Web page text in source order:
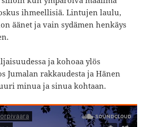
ihmeellisiä. Lintujen laulu,
äänet ja vain sydämen henkäys
ja kohoaa ylös
Jumalan rakkaudesta ja Hänen
minua ja sinua kohtaan.